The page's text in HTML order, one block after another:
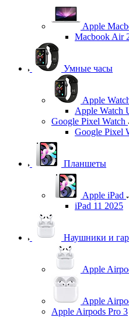
Apple
Macbook Air
Умные часы
Apple
Apple Watch
Google Pixel Watch
Google Pixel
Планшеты
Apple iPad
iPad 11 2025
Наушники и
Apple
Apple
Apple Airpods Pro 3